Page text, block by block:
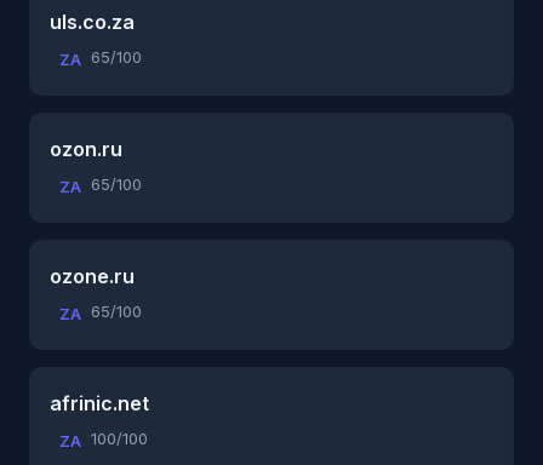
uls.co.za
ZA 65/100
ozon.ru
ZA 65/100
ozone.ru
ZA 65/100
afrinic.net
ZA 100/100